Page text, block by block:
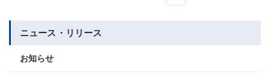
ニュース・リリース
お知らせ